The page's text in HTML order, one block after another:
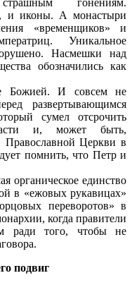
гонениям.
и иконы. А монастыри
«временщиков» и
Уникальное
Насмешки над
обозначились как
Божией. И совсем не
развертывающимся
сумел отсрочить
и, может быть,
Православной Церкви в
помнить, что Петр и
органическое единство
в «ежовых рукавицах»
переворотов» в
когда правители
ради того, чтобы не
подвиг